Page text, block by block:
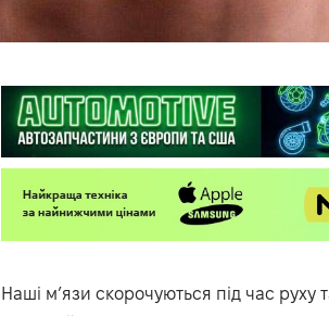
Наші м’язи скорочуються під час руху